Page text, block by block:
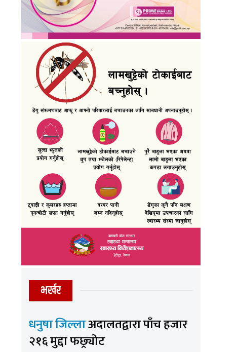
भर्खर
धनुषा जिल्लाअदालतद्वारा पाँच हजार
२१६ मुद्दा फछ्र्योट